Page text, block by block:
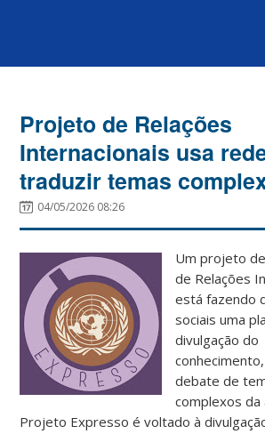
Projeto de Relações
Internacionais usa
traduzir temas
04/05/2026 08:26
Um projeto
de Relações
está fazendo
sociais uma
divulgação do
debate de
complexos da
Projeto Expresso é voltado à